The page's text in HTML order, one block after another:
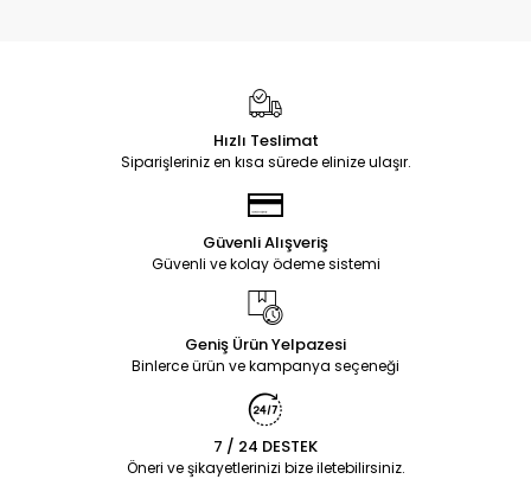
Hızlı Teslimat
Siparişleriniz en kısa sürede elinize ulaşır.
Güvenli Alışveriş
Güvenli ve kolay ödeme sistemi
Geniş Ürün Yelpazesi
Binlerce ürün ve kampanya seçeneği
7 / 24 DESTEK
Öneri ve şikayetlerinizi bize iletebilirsiniz.